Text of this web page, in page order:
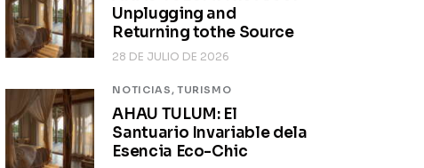
Unplugging and
Returning tothe Source
28 DE JULIO DE 2026
NOTICIAS, TURISMO
AHAU TULUM: El
Santuario Invariable dela
Esencia Eco-Chic